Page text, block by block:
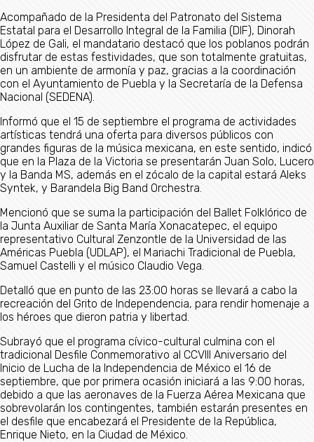
Acompañado de la Presidenta del Patronato del Sistema
Estatal para el Desarrollo Integral de la Familia (DIF), Dinorah
López de Gali, el mandatario destacó que los poblanos podrán
disfrutar de estas festividades, que son totalmente gratuitas,
en un ambiente de armonía y paz, gracias a la coordinación
con el Ayuntamiento de Puebla y la Secretaría de la Defensa
Nacional (SEDENA).
Informó que el 15 de septiembre el programa de actividades
artísticas tendrá una oferta para diversos públicos con
grandes figuras de la música mexicana, en este sentido, indicó
que en la Plaza de la Victoria se presentarán Juan Solo, Lucero
y la Banda MS, además en el zócalo de la capital estará Aleks
Syntek, y Barandela Big Band Orchestra.
Mencionó que se suma la participación del Ballet Folklórico de
la Junta Auxiliar de Santa María Xonacatepec, el equipo
representativo Cultural Zenzontle de la Universidad de las
Américas Puebla (UDLAP), el Mariachi Tradicional de Puebla,
Samuel Castelli y el músico Claudio Vega.
Detalló que en punto de las 23:00 horas se llevará a cabo la
recreación del Grito de Independencia, para rendir homenaje a
los héroes que dieron patria y libertad.
Subrayó que el programa cívico-cultural culmina con el
tradicional Desfile Conmemorativo al CCVIII Aniversario del
Inicio de Lucha de la Independencia de México el 16 de
septiembre, que por primera ocasión iniciará a las 9:00 horas,
debido a que las aeronaves de la Fuerza Aérea Mexicana que
sobrevolarán los contingentes, también estarán presentes en
el desfile que encabezará el Presidente de la República,
Enrique Nieto, en la Ciudad de México.